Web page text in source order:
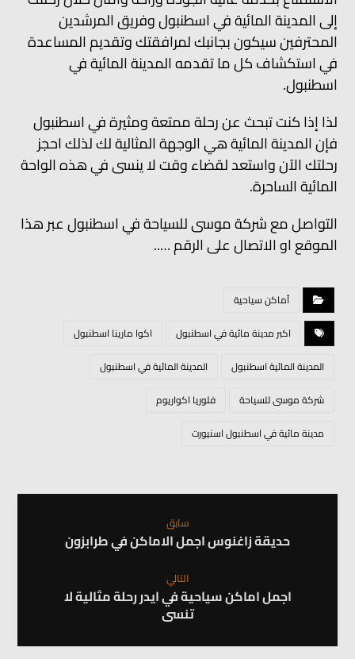
إلى المدينة المائية في اسطنبول وفريق المرشدين
المحترفين سيكون بجانبك لمرافقتك وتقديم المساعدة
في استكشاف كل ما تقدمه المدينة المائية في
اسطنبول.
لذا إذا كنت تبحث عن رحلة ممتعة ومثيرة في اسطنبول
فإن المدينة المائية هي الوجهة المثالية لك لذلك احجز
رحلتك الآن واستعد لقضاء وقت لا ينسى في هذه الواحة
المائية الساحرة.
التواصل مع شركة موسى للسياحة في اسطنبول عبر هذا
الموقع او الاتصال على الرقم …..
أماكن سياحية
اكبر مدينة مائية في اسطنبول
اكوا مارينا اسطنبول
المدينة المائية اسطنبول
المدينة المائية في اسطنبول
شركة موسى للسياحة
فلوريا اكواريوم
مدينة مائية في اسطنبول اسنيورت
سابق
حديقة زاغنوس اجمل الاماكن في طرابزون
التالي
اجمل اماكن سياحية في ايدر رحلة مثالية لا
تنسى